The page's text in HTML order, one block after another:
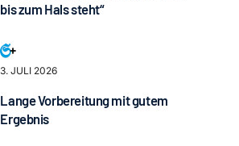
bis zum Hals steht“
3. JULI 2026
Lange Vorbereitung mit gutem
Ergebnis